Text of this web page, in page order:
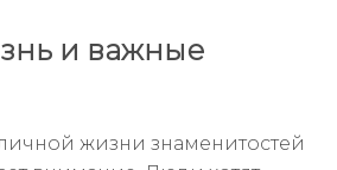
и важные
жизни знаменитостей